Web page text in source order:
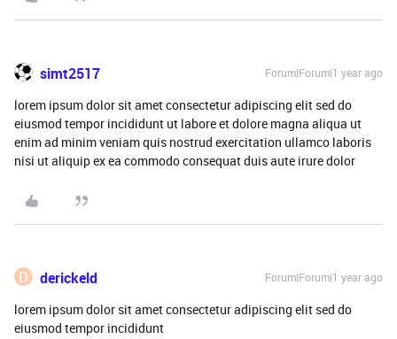
simt2517 Forum|Forum|1 year ago
lorem ipsum dolor sit amet consectetur adipiscing elit sed do
eiusmod tempor incididunt ut labore et dolore magna aliqua ut
enim ad minim veniam quis nostrud exercitation ullamco laboris
nisi ut aliquip ex ea commodo consequat duis aute irure dolor
D derickeld Forum|Forum|1 year ago
lorem ipsum dolor sit amet consectetur adipiscing elit sed do
eiusmod tempor incididunt